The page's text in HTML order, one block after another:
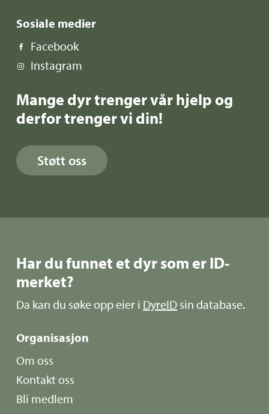
Sosiale medier
Facebook
Instagram
Mange dyr trenger vår hjelp og
derfor trenger vi din!
Støtt oss
Har du funnet et dyr som er ID-
merket?
Da kan du søke opp eier i DyreID sin database.
Organisasjon
Om oss
Kontakt oss
Bli medlem